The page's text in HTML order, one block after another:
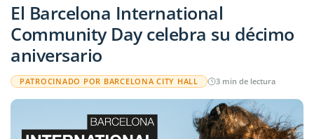
El Barcelona International
Community Day celebra su décimo
aniversario
PATROCINADO POR BARCELONA CITY HALL 3 min de lectura